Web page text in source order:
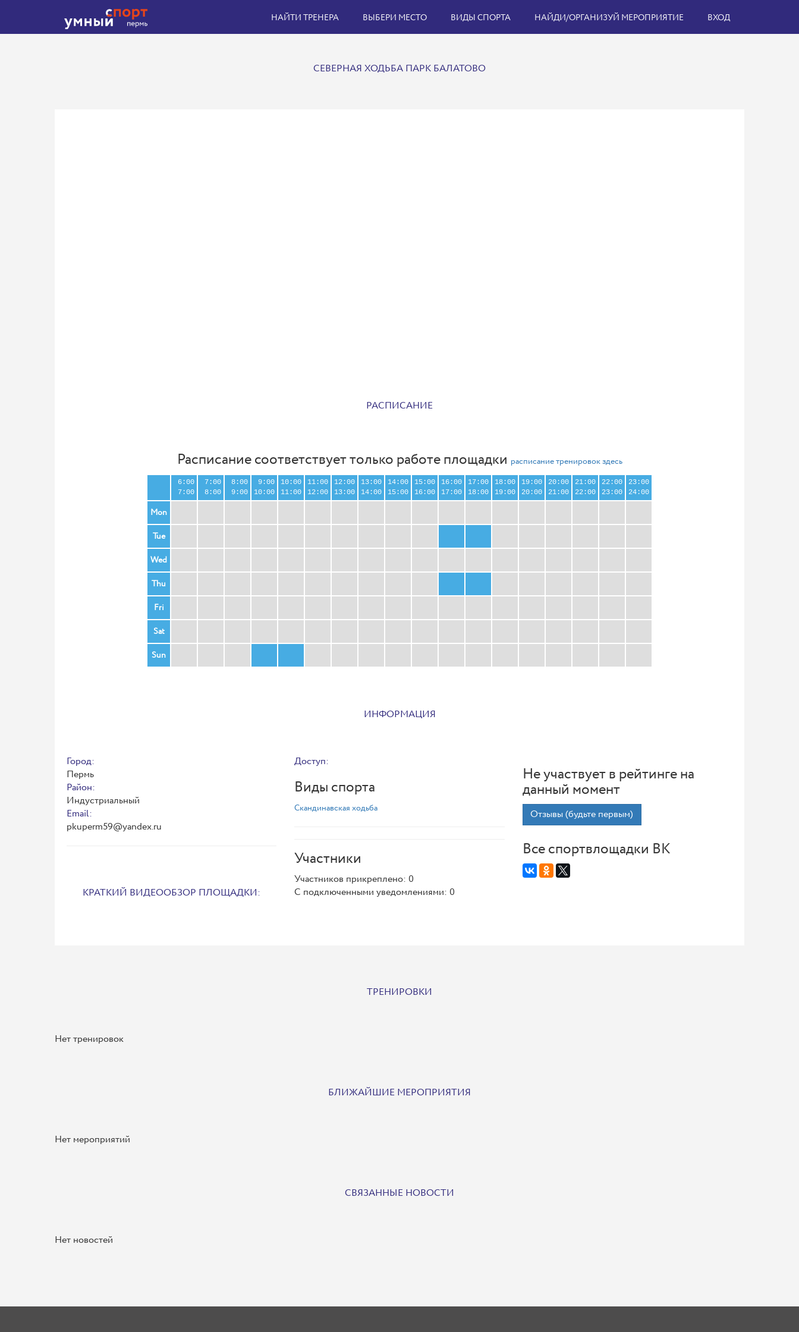
НАЙТИ ТРЕНЕРА ВЫБЕРИ МЕСТО ВИДЫ СПОРТА НАЙДИ/ОРГАНИЗУЙ МЕРОПРИЯТИЕ ВХОД
СЕВЕРНАЯ ХОДЬБА ПАРК БАЛАТОВО
РАСПИСАНИЕ
Расписание соответствует только работе площадки расписание тренировок здесь
6:00
7:00
7:00
8:00
8:00
9:00
9:00
10:00
10:00
11:00
11:00
12:00
12:00
13:00
13:00
14:00
14:00
15:00
15:00
16:00
16:00
17:00
17:00
18:00
18:00
19:00
19:00
20:00
20:00
21:00
21:00
22:00
22:00
23:00
23:00
24:00
Mon
Tue
Wed
Thu
Fri
Sat
Sun
ИНФОРМАЦИЯ
Город:
Пермь
Район:
Индустриальный
Email:
pkuperm59@yandex.ru
КРАТКИЙ ВИДЕООБЗОР ПЛОЩАДКИ:
Доступ:
Виды спорта
Скандинавская ходьба
Участники
Участников прикреплено: 0
С подключенными уведомлениями: 0
Не участвует в рейтинге на
данный момент
Отзывы (будьте первым)
Все спортвлощадки ВК
ТРЕНИРОВКИ
Нет тренировок
БЛИЖАЙШИЕ МЕРОПРИЯТИЯ
Нет мероприятий
СВЯЗАННЫЕ НОВОСТИ
Нет новостей